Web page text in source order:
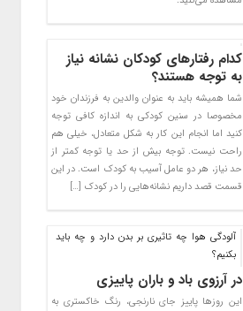
کدام رفتارهای کودکان نشانه نیاز
به توجه هستند؟
شما همیشه باید به عنوان والدین به فرزندان خود
مخصوصا در سنین کودکی به اندازه کافی توجه
کنید اما انجام این کار به شکل متعادل، خیلی هم
راحت نیست. توجه بیش از حد یا توجه کمتر از
حد نیاز، هر دو عامل آسیب به کودک است. در این
قسمت قصد داریم نشانه‌هایی را در کودک […]
آلودگی هوا چه تاثیری بر بدن دارد و چه باید
بکنیم؟
در آرزوی باد و باران پاییزی
این روزها پاییز جای نارنجی، رنگ خاکستری به